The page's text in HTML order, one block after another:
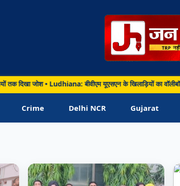
जोश • Ludhiana: बीवीएम यूएसएन के खिलाड़ियों का
Crime Delhi NCR Gujarat